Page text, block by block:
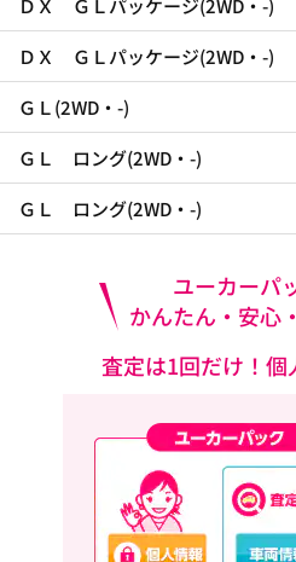
ＤＸ ＧＬパッケージ(2WD・-)
ＧＬ(2WD・-)
ＧＬ ロング(2WD・-)
ＧＬ ロング(2WD・-)
ユーカーパ
かんたん・安心
査定は1回だけ！個